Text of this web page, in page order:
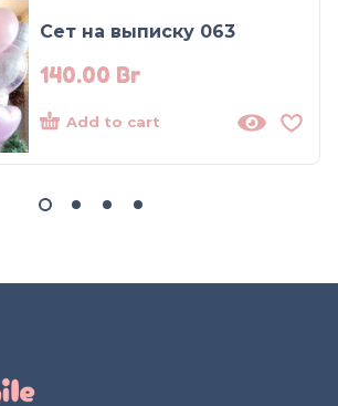
Сет на выписку 063
140.00 Br
Add to cart